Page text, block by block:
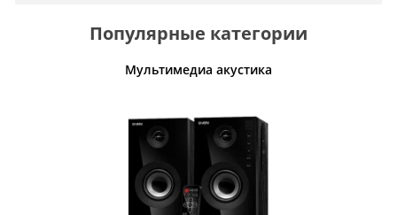
Популярные категории
Мультимедиа акустика